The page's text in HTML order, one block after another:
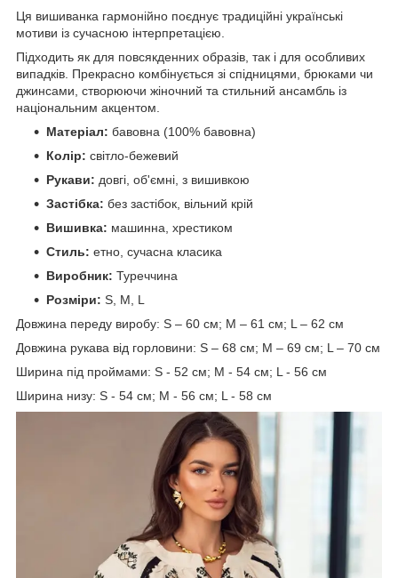
Ця вишиванка гармонійно поєднує традиційні українські
мотиви із сучасною інтерпретацією.
Підходить як для повсякденних образів, так і для особливих
випадків. Прекрасно комбінується зі спідницями, брюками чи
джинсами, створюючи жіночний та стильний ансамбль із
національним акцентом.
Матеріал: бавовна (100% бавовна)
Колір: світло-бежевий
Рукави: довгі, об'ємні, з вишивкою
Застібка: без застібок, вільний крій
Вишивка: машинна, хрестиком
Стиль: етно, сучасна класика
Виробник: Туреччина
Розміри: S, M, L
Довжина переду виробу: S – 60 см; M – 61 см; L – 62 см
Довжина рукава від горловини: S – 68 см; M – 69 см; L – 70 см
Ширина під проймами: S - 52 см; M - 54 см; L - 56 см
Ширина низу: S - 54 см; M - 56 см; L - 58 см